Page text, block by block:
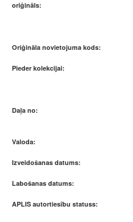
oriģināls:
Oriģināla novietojuma kods:
Pieder kolekcijai:
Daļa no:
Valoda:
Izveidošanas datums:
Labošanas datums:
APLIS autortiesību statuss: